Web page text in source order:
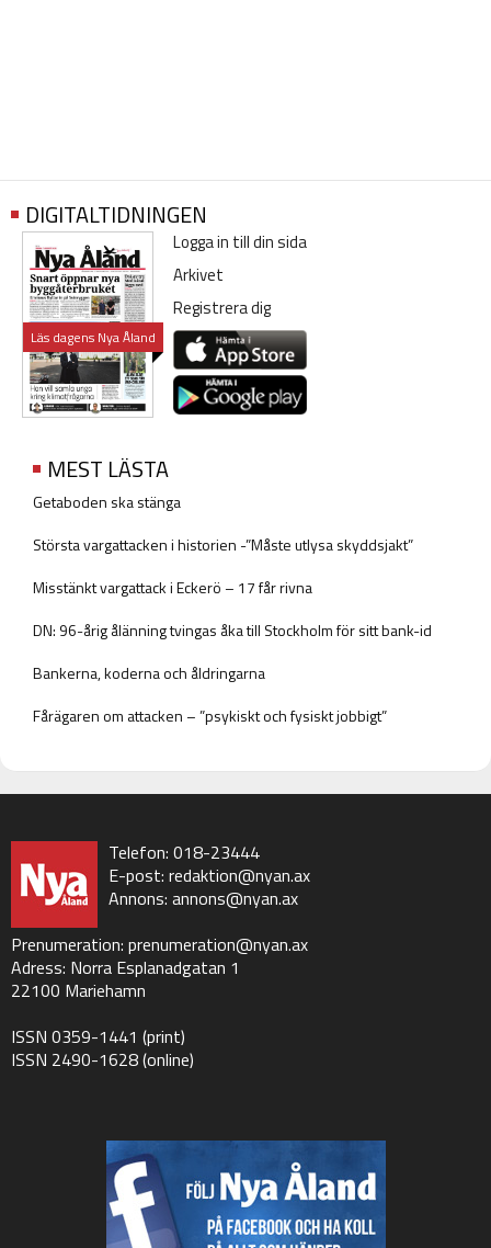
DIGITALTIDNINGEN
Läs dagens Nya Åland
Logga in till din sida
Arkivet
Registrera dig
MEST LÄSTA
Getaboden ska stänga
Största vargattacken i historien -”Måste utlysa skyddsjakt”
Misstänkt vargattack i Eckerö – 17 får rivna
DN: 96-årig ålänning tvingas åka till Stockholm för sitt bank-id
Bankerna, koderna och åldringarna
Fårägaren om attacken – ”psykiskt och fysiskt jobbigt”
Telefon: 018-23444
E-post: redaktion@nyan.ax
Annons: annons@nyan.ax
Prenumeration: prenumeration@nyan.ax
Adress: Norra Esplanadgatan 1
22100 Mariehamn
ISSN 0359-1441 (print)
ISSN 2490-1628 (online)